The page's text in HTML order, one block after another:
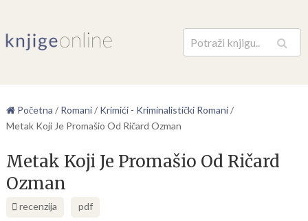
Pretraga
Početna / Romani/ Krimići - Kriminalistički Romani/
Metak Koji Je Promašio Od Ričard Ozman
Metak Koji Je Promašio Od Ričard
Ozman
recenzija pdf